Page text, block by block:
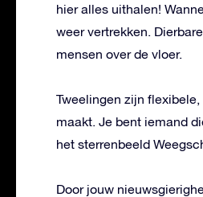
hier alles uithalen!
weer vertrekken.
mensen over de vloer.
Tweelingen zijn
maakt. Je bent iemand
het sterrenbeeld
Door jouw